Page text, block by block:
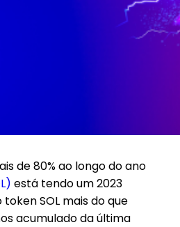
de 80% ao longo do ano
está tendo um 2023
SOL mais do que
acumulado da última